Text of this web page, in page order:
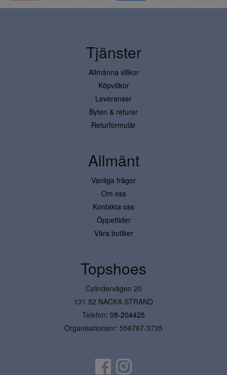
Tjänster
Allmänna villkor
Köpvillkor
Leveranser
Byten & returer
Returformulär
Allmänt
Vanliga frågor
Om oss
Kontakta oss
Öppettider
Våra butiker
Topshoes
Cylindervägen 20
131 52 NACKA STRAND
Telefon: 08-204425
Organisationsnr: 556767-3735